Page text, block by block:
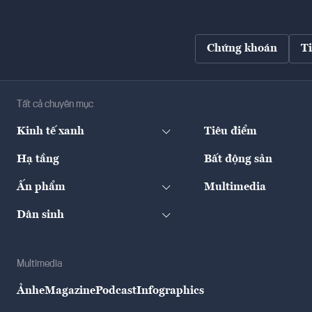
Chứng khoán
Tất cả chuyên mục
Kinh tế xanh Tiêu điểm
Hạ tầng Bất động sản
Ấn phẩm Multimedia
Dân sinh
Multimedia
ẢnheMagazinePodcastInfographics